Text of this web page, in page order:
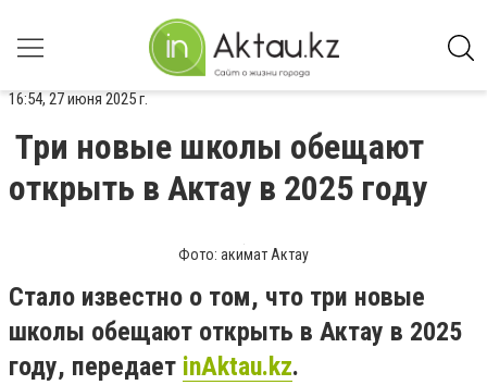
16:54, 27 июня 2025 г.
Три новые школы обещают
открыть в Актау в 2025 году
Фото: акимат Актау
Стало известно о том, что три новые
школы обещают открыть в Актау в 2025
году, передает inAktau.kz.